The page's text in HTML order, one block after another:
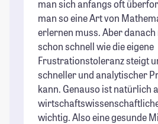
man sich anfangs oft
man so eine Art von
erlernen muss. Aber
schon schnell wie die eigene
Frustrationstoleranz steigt
schneller und analytischer
kann. Genauso ist natürlich
wichtig. Also eine gesunde